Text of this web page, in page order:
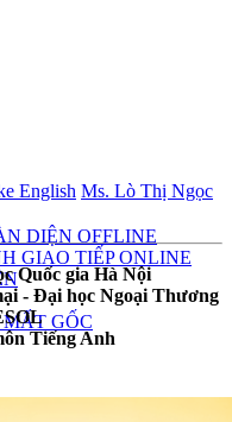
DIỆN OFFLINE
GIAO TIẾP ONLINE
GỐC
English Ms. Lò Thị Ngọc
Quốc gia Hà Nội
- Đại học Ngoại Thương
Tiếng Anh